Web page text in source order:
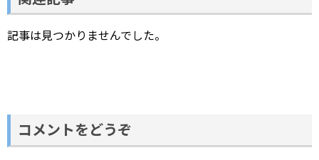
記事は見つかりませんでした。
コメントをどうぞ